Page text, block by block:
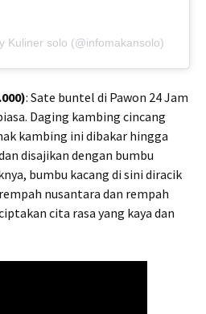
Kuliner solo (@infomakansolo)
: Sate buntel di Pawon 24 Jam
Daging kambing cincang
kambing ini dibakar hingga
disajikan dengan bumbu
bumbu kacang di sini diracik
nusantara dan rempah
cita rasa yang kaya dan